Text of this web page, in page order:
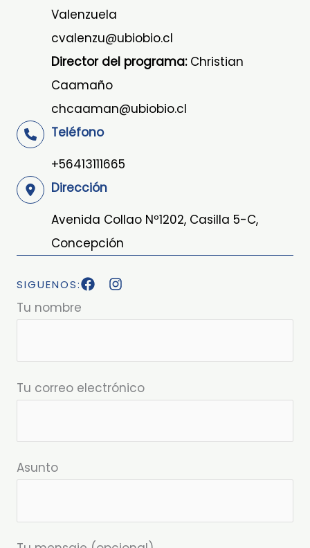
Valenzuela
cvalenzu@ubiobio.cl
Director del programa: Christian
Caamaño
chcaaman@ubiobio.cl
Teléfono
+56413111665
Dirección
Avenida Collao Nº1202, Casilla 5-C,
Concepción
SIGUENOS:
Tu nombre
Tu correo electrónico
Asunto